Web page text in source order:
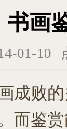
书画
01-10
败的
而鉴